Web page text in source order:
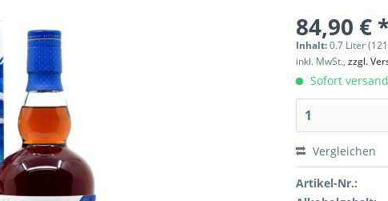
84,90 €
Inhalt:0.7 Liter
inkl. MwSt.,zzgl.
Sofort
Vergleichen
Artikel-Nr.: